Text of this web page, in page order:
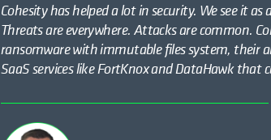
Cohesity has helped a lot in security. We see it
Threats are everywhere. Attacks are common.
ransomware with immutable files system, their
SaaS services like FortKnox and DataHawk that